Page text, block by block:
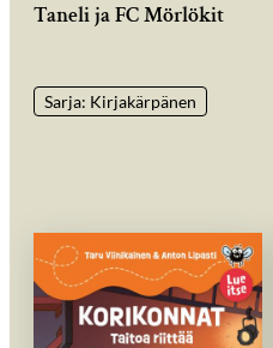
Taneli ja FC Mörlökit
Sarja: Kirjakärpänen